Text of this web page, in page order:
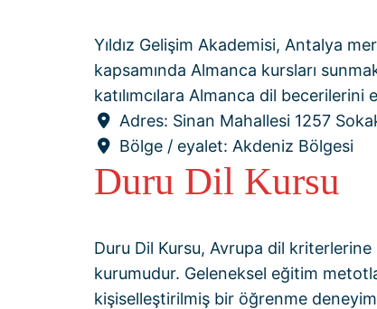
Yıldız Gelişim Akademisi, Antalya
kapsamında Almanca kursları
katılımcılara Almanca dil
Adres: Sinan Mahallesi 1257
Bölge / eyalet: Akdeniz Bölgesi
Duru Dil Kursu
Duru Dil Kursu, Avrupa dil
kurumudur. Geleneksel eğitim
kişiselleştirilmiş bir öğrenme